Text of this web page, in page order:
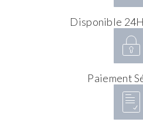
Disponible
Paiement